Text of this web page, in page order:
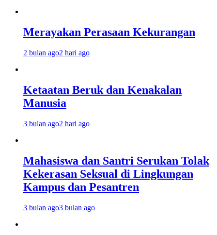
Merayakan Perasaan Kekurangan
2 bulan ago2 hari ago
Ketaatan Beruk dan Kenakalan
Manusia
3 bulan ago2 hari ago
Mahasiswa dan Santri Serukan Tolak
Kekerasan Seksual di Lingkungan
Kampus dan Pesantren
3 bulan ago3 bulan ago